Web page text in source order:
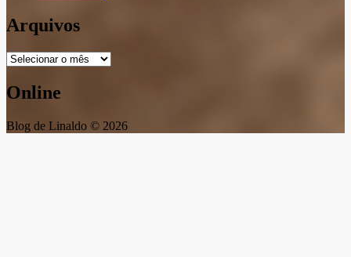
Arquivos
Arquivos
Online
Blog de Linaldo © 2026